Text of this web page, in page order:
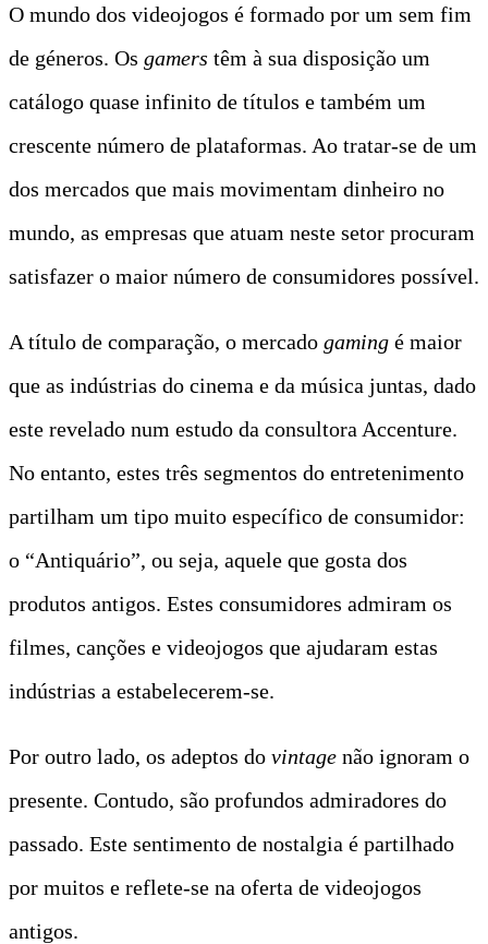
O mundo dos videojogos é formado por um sem fim
de géneros. Os gamers têm à sua disposição um
catálogo quase infinito de títulos e também um
crescente número de plataformas. Ao tratar-se de um
dos mercados que mais movimentam dinheiro no
mundo, as empresas que atuam neste setor procuram
satisfazer o maior número de consumidores possível.
A título de comparação, o mercado gaming é maior
que as indústrias do cinema e da música juntas, dado
este revelado num estudo da consultora Accenture.
No entanto, estes três segmentos do entretenimento
partilham um tipo muito específico de consumidor:
o “Antiquário”, ou seja, aquele que gosta dos
produtos antigos. Estes consumidores admiram os
filmes, canções e videojogos que ajudaram estas
indústrias a estabelecerem-se.
Por outro lado, os adeptos do vintage não ignoram o
presente. Contudo, são profundos admiradores do
passado. Este sentimento de nostalgia é partilhado
por muitos e reflete-se na oferta de videojogos
antigos.